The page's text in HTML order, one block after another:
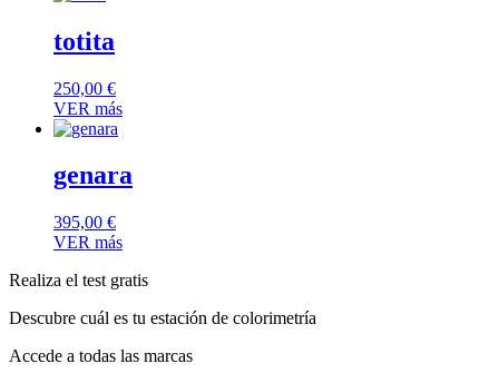
totita
250,00 €
VER más
genara
395,00 €
VER más
Realiza el test gratis
Descubre cuál es tu estación de colorimetría
Accede a todas las marcas